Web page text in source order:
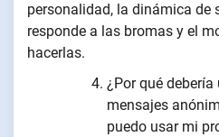
personalidad, la dinámica de
responde a las bromas y el
hacerlas.
¿Por qué
mensajes
puedo usar mi